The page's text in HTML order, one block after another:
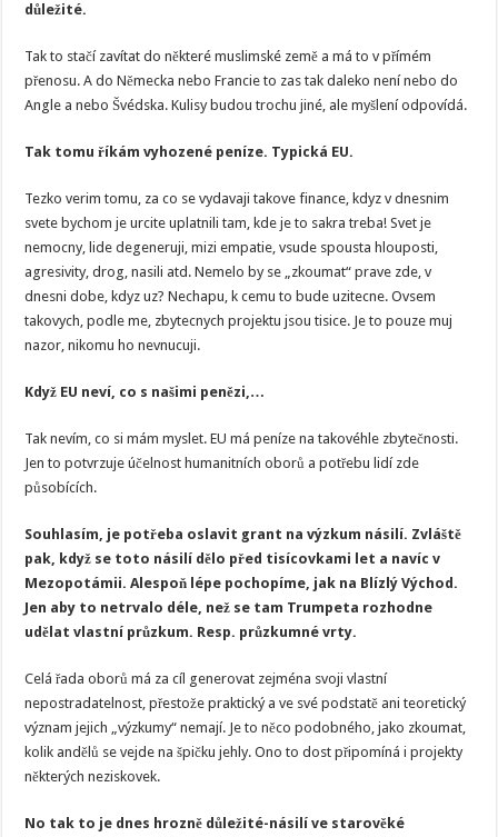
důležité.
Tak to stačí zavítat do některé muslimské země a má to v přímém
přenosu. A do Německa nebo Francie to zas tak daleko není nebo do
Angle a nebo Švédska. Kulisy budou trochu jiné, ale myšlení odpovídá.
Tak tomu říkám vyhozené peníze. Typická EU.
Tezko verim tomu, za co se vydavaji takove finance, kdyz v dnesnim
svete bychom je urcite uplatnili tam, kde je to sakra treba! Svet je
nemocny, lide degeneruji, mizi empatie, vsude spousta hlouposti,
agresivity, drog, nasili atd. Nemelo by se „zkoumat“ prave zde, v
dnesni dobe, kdyz uz? Nechapu, k cemu to bude uzitecne. Ovsem
takovych, podle me, zbytecnych projektu jsou tisice. Je to pouze muj
nazor, nikomu ho nevnucuji.
Když EU neví, co s našimi penězi,…
Tak nevím, co si mám myslet. EU má peníze na takovéhle zbytečnosti.
Jen to potvrzuje účelnost humanitních oborů a potřebu lidí zde
působících.
Souhlasím, je potřeba oslavit grant na výzkum násilí. Zvláště
pak, když se toto násilí dělo před tisícovkami let a navíc v
Mezopotámii. Alespoň lépe pochopíme, jak na Blízlý Východ.
Jen aby to netrvalo déle, než se tam Trumpeta rozhodne
udělat vlastní průzkum. Resp. průzkumné vrty.
Celá řada oborů má za cíl generovat zejména svoji vlastní
nepostradatelnost, přestože praktický a ve své podstatě ani teoretický
význam jejich „výzkumy“ nemají. Je to něco podobného, jako zkoumat,
kolik andělů se vejde na špičku jehly. Ono to dost připomíná i projekty
některých neziskovek.
No tak to je dnes hrozně důležité-násilí ve starověké